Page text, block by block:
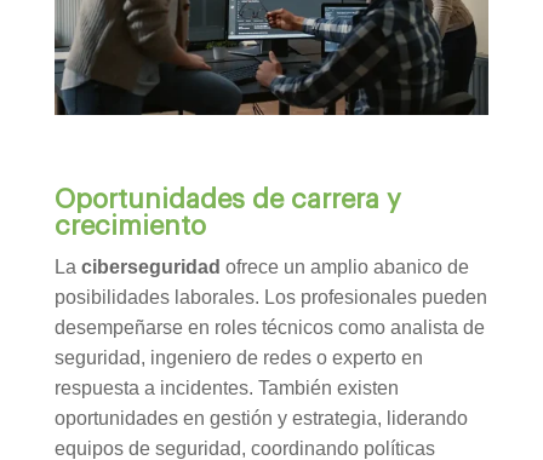
Oportunidades de carrera y
crecimiento
La ciberseguridad ofrece un amplio abanico de
posibilidades laborales. Los profesionales pueden
desempeñarse en roles técnicos como analista de
seguridad, ingeniero de redes o experto en
respuesta a incidentes. También existen
oportunidades en gestión y estrategia, liderando
equipos de seguridad, coordinando políticas